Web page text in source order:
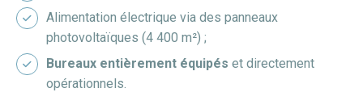
Alimentation électrique via des panneaux
photovoltaïques (4 400 m²) ;
Bureaux entièrement équipés et directement
opérationnels.